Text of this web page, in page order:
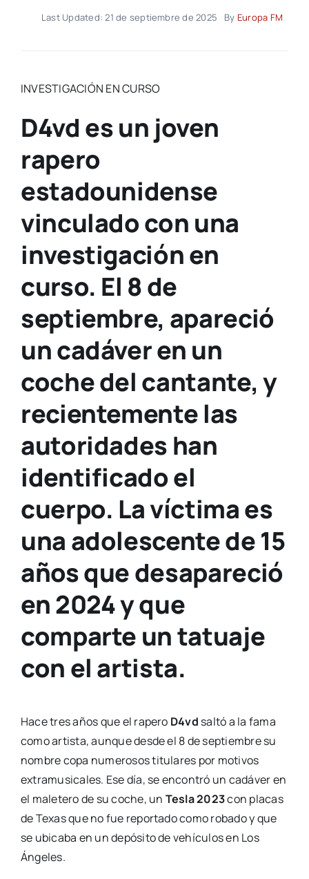
Last Updated: 21 de septiembre de 2025 By Europa FM
INVESTIGACIÓN EN CURSO
D4vd es un joven
rapero
estadounidense
vinculado con una
investigación en
curso. El 8 de
septiembre, apareció
un cadáver en un
coche del cantante, y
recientemente las
autoridades han
identificado el
cuerpo. La víctima es
una adolescente de 15
años que desapareció
en 2024 y que
comparte un tatuaje
con el artista.
Hace tres años que el rapero D4vd saltó a la fama
como artista, aunque desde el 8 de septiembre su
nombre copa numerosos titulares por motivos
extramusicales. Ese día, se encontró un cadáver en
el maletero de su coche, un Tesla 2023con placas
de Texas que no fue reportado como robado y que
se ubicaba en un depósito de vehículos en Los
Ángeles.